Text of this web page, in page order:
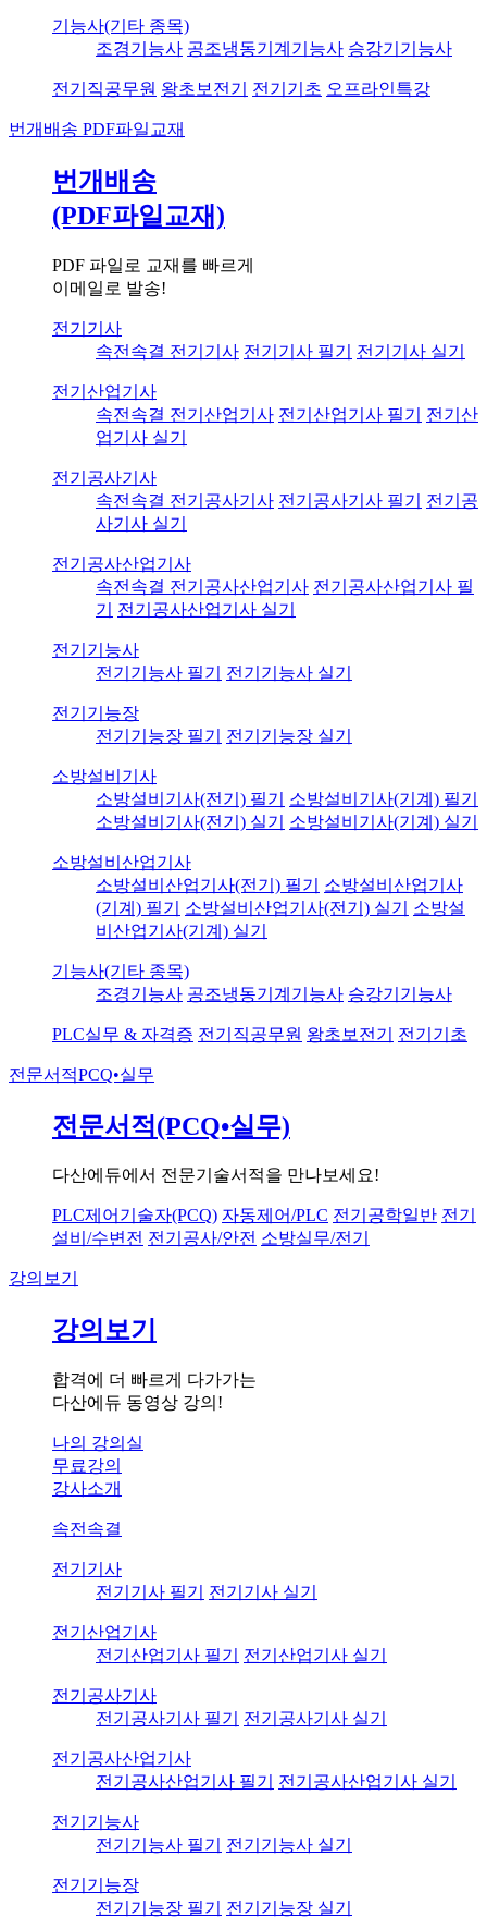
기능사(기타 종목)
조경기능사 공조냉동기계기능사 승강기기능사
전기직공무원 왕초보전기 전기기초 오프라인특강
번개배송 PDF파일교재
번개배송
(PDF파일교재)
PDF 파일로 교재를 빠르게
이메일로 발송!
전기기사
속전속결 전기기사 전기기사 필기 전기기사 실기
전기산업기사
속전속결 전기산업기사 전기산업기사 필기
전기산
업기사 실기
전기공사기사
속전속결 전기공사기사 전기공사기사 필기
전기공
사기사 실기
전기공사산업기사
속전속결 전기공사산업기사 전기공사산업기사 필
기
전기공사산업기사 실기
전기기능사
전기기능사 필기
전기기능사 실기
전기기능장
전기기능장 필기
전기기능장 실기
소방설비기사
소방설비기사(전기) 필기
소방설비기사(기계) 필기
소방설비기사(전기) 실기
소방설비기사(기계) 실기
소방설비산업기사
소방설비산업기사(전기) 필기
소방설비산업기사
(기계) 필기
소방설비산업기사(전기) 실기
소방설
비산업기사(기계) 실기
기능사(기타 종목)
조경기능사 공조냉동기계기능사 승강기기능사
PLC실무 & 자격증 전기직공무원 왕초보전기 전기기초
전문서적PCQ•실무
전문서적(PCQ•실무)
다산에듀에서 전문기술서적을 만나보세요!
PLC제어기술자(PCQ) 자동제어/PLC 전기공학일반 전기
설비/수변전 전기공사/안전 소방실무/전기
강의보기
강의보기
합격에 더 빠르게 다가가는
다산에듀 동영상 강의!
나의 강의실
무료강의
강사소개
속전속결
전기기사
전기기사 필기
전기기사 실기
전기산업기사
전기산업기사 필기
전기산업기사 실기
전기공사기사
전기공사기사 필기
전기공사기사 실기
전기공사산업기사
전기공사산업기사 필기
전기공사산업기사 실기
전기기능사
전기기능사 필기
전기기능사 실기
전기기능장
전기기능장 필기
전기기능장 실기